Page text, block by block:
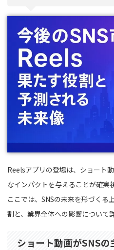
Reelsアプリの登場は、ショート
なインパクトを与えることが確実
ここでは、SNSの未来を形づく
割と、業界全体への影響について
ショート動画がSNS